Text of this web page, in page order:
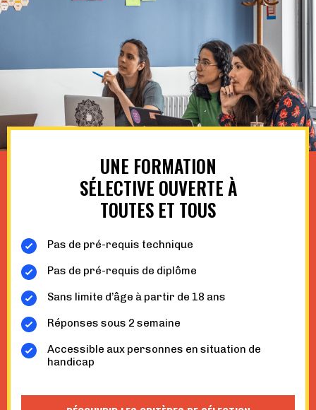
UNE FORMATION
SÉLECTIVE OUVERTE À
TOUTES ET TOUS
Pas de pré-requis technique
Pas de pré-requis de diplôme
Sans limite d’âge à partir de 18 ans
Réponses sous 2 semaine
Accessible aux personnes en situation de
handicap